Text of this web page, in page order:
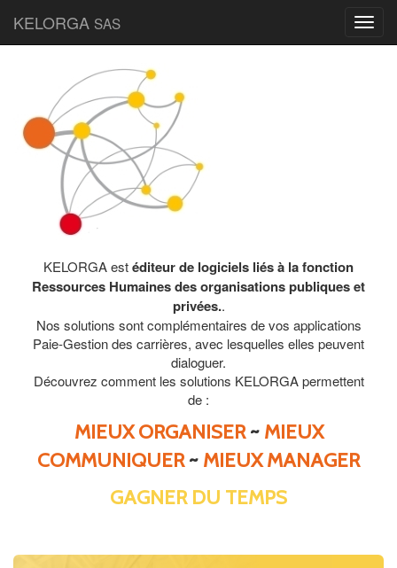
KELORGA SAS
KELORGA estéditeur de logiciels liés à la fonction
Ressources Humaines des organisations publiques et
privées..
Nos solutions sont complémentaires de vos applications
Paie-Gestion des carrières, avec lesquelles elles peuvent
dialoguer.
Découvrez comment les solutions KELORGA permettent
de :
MIEUX ORGANISER~ MIEUX
COMMUNIQUER~ MIEUX MANAGER
GAGNER DU TEMPS